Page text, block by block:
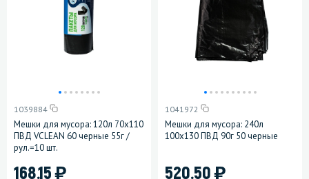
1039884
Мешки для мусора: 120л 70х110
ПВД VCLEAN 60 черные 55г /
рул.=10 шт.
168.15)
1041972
Мешки для мусора: 240л
100х130 ПВД 90г 50 черные
520.50)